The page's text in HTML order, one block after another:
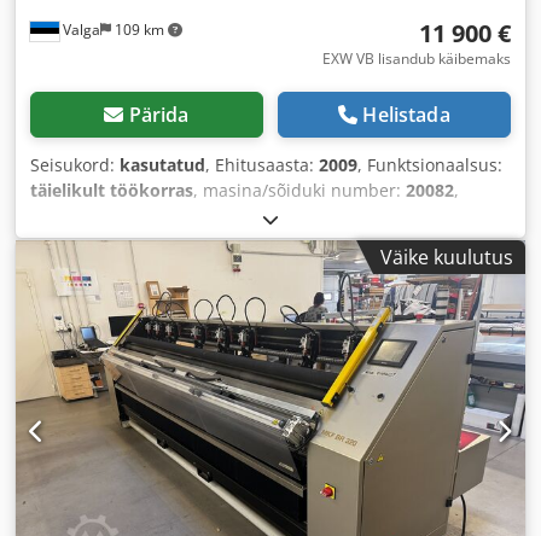
Valga 109 km 11 900 €
EXW VB lisandub käibemaks
Pärida Helistada
Seisukord: kasutatud, Ehitusaasta: 2009, Funktsionaalsus:
täielikult töökorras, masina/sõiduki number: 20082,
kolmefaasiline
kogupikkus:6 700 mm, sisendpinge:400 V, sisendvool:10
Väike kuulutus